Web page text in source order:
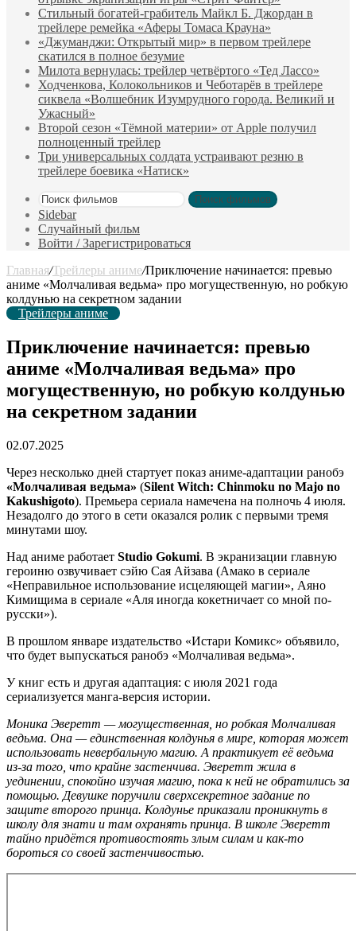
Стильный богатей-грабитель Майкл Б. Джордан в
трейлере ремейка «Аферы Томаса Крауна»
«Джуманджи: Открытый мир» в первом трейлере
скатился в полное безумие
Милота вернулась: трейлер четвёртого «Тед Лассо»
Ходченкова, Колокольников и Чеботарёв в трейлере
сиквела «Волшебник Изумрудного города. Великий и
Ужасный»
Второй сезон «Тёмной материи» от Apple получил
полноценный трейлер
Три универсальных солдата устраивают резню в
трейлере боевика «Натиск»
Поиск фильмов
Sidebar
Случайный фильм
Войти / Зарегистрироваться
Главная/Трейлеры аниме/Приключение начинается: превью
аниме «Молчаливая ведьма» про могущественную, но робкую
колдунью на секретном задании
Трейлеры аниме
Приключение начинается: превью
аниме «Молчаливая ведьма» про
могущественную, но робкую колдунью
на секретном задании
02.07.2025
Через несколько дней стартует показ аниме-адаптации ранобэ
«Молчаливая ведьма» (Silent Witch: Chinmoku no Majo no
Kakushigoto). Премьера сериала намечена на полночь 4 июля.
Незадолго до этого в сети оказался ролик с первыми тремя
минутами шоу.
Над аниме работает Studio Gokumi. В экранизации главную
героиню озвучивает сэйю Сая Айзава (Амако в сериале
«Неправильное использование исцеляющей магии», Аяно
Кимищима в сериале «Аля иногда кокетничает со мной по-
русски»).
В прошлом январе издательство «Истари Комикс» объявило,
что будет выпускаться ранобэ «Молчаливая ведьма».
У книг есть и другая адаптация: с июля 2021 года
сериализуется манга-версия истории.
Моника Эверетт — могущественная, но робкая Молчаливая
ведьма. Она — единственная колдунья в мире, которая может
использовать невербальную магию. А практикует её ведьма
из-за того, что крайне застенчива. Эверетт жила в
уединении, спокойно изучая магию, пока к ней не обратились за
помощью. Девушке поручили сверхсекретное задание по
защите второго принца. Колдунье приказали проникнуть в
школу для знати и там охранять принца. В школе Эверетт
тайно придётся противостоять злым силам и как-то
бороться со своей застенчивостью.